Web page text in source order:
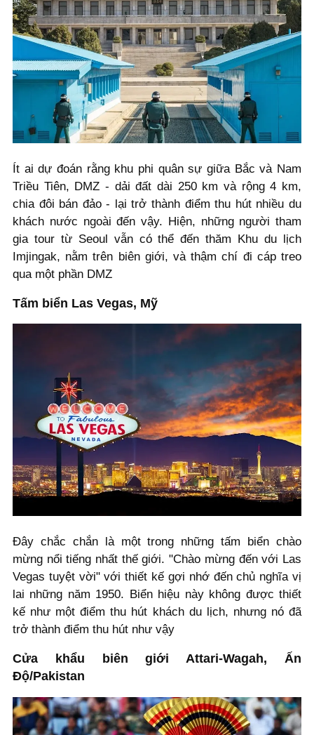
Ít ai dự đoán rằng khu phi quân sự giữa Bắc và Nam
Triều Tiên, DMZ - dải đất dài 250 km và rộng 4 km,
chia đôi bán đảo - lại trở thành điểm thu hút nhiều du
khách nước ngoài đến vậy. Hiện, những người tham
gia tour từ Seoul vẫn có thể đến thăm Khu du lịch
Imjingak, nằm trên biên giới, và thậm chí đi cáp treo
qua một phần DMZ
Tấm biển Las Vegas, Mỹ
Đây chắc chắn là một trong những tấm biển chào
mừng nổi tiếng nhất thế giới. "Chào mừng đến với Las
Vegas tuyệt vời" với thiết kế gợi nhớ đến chủ nghĩa vị
lai những năm 1950. Biển hiệu này không được thiết
kế như một điểm thu hút khách du lịch, nhưng nó đã
trở thành điểm thu hút như vậy
Cửa khẩu biên giới Attari-Wagah, Ấn
Độ/Pakistan